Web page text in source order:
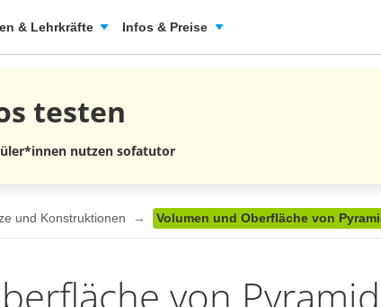
& Lehrkräfte Infos & Preise
testen
nutzen sofatutor
und Konstruktionen Volumen und Oberfläche von
von